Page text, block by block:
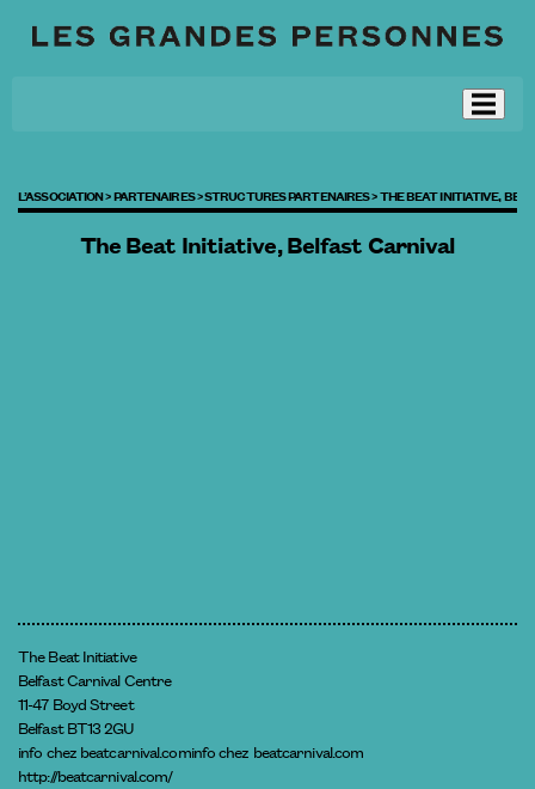
L’ASSOCIATION >PARTENAIRES >STRUCTURES PARTENAIRES >THE BEAT INITIATIVE,
The Beat Initiative, Belfast Carnival
The Beat Initiative
Belfast Carnival Centre
11-47 Boyd Street
Belfast BT13 2GU
info chez beatcarnival.cominfochez beatcarnival.com
http://beatcarnival.com/